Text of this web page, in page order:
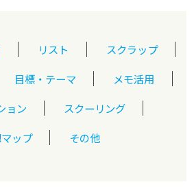
リスト
スクラップ
目標・テーマ
メモ活用
ョン
スクーリング
ップ
その他